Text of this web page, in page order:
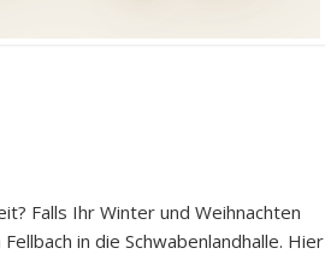
Falls Ihr Winter und Weihnachten
in die Schwabenlandhalle. Hier